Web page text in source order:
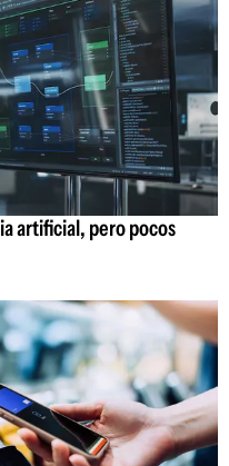
artificial, pero pocos